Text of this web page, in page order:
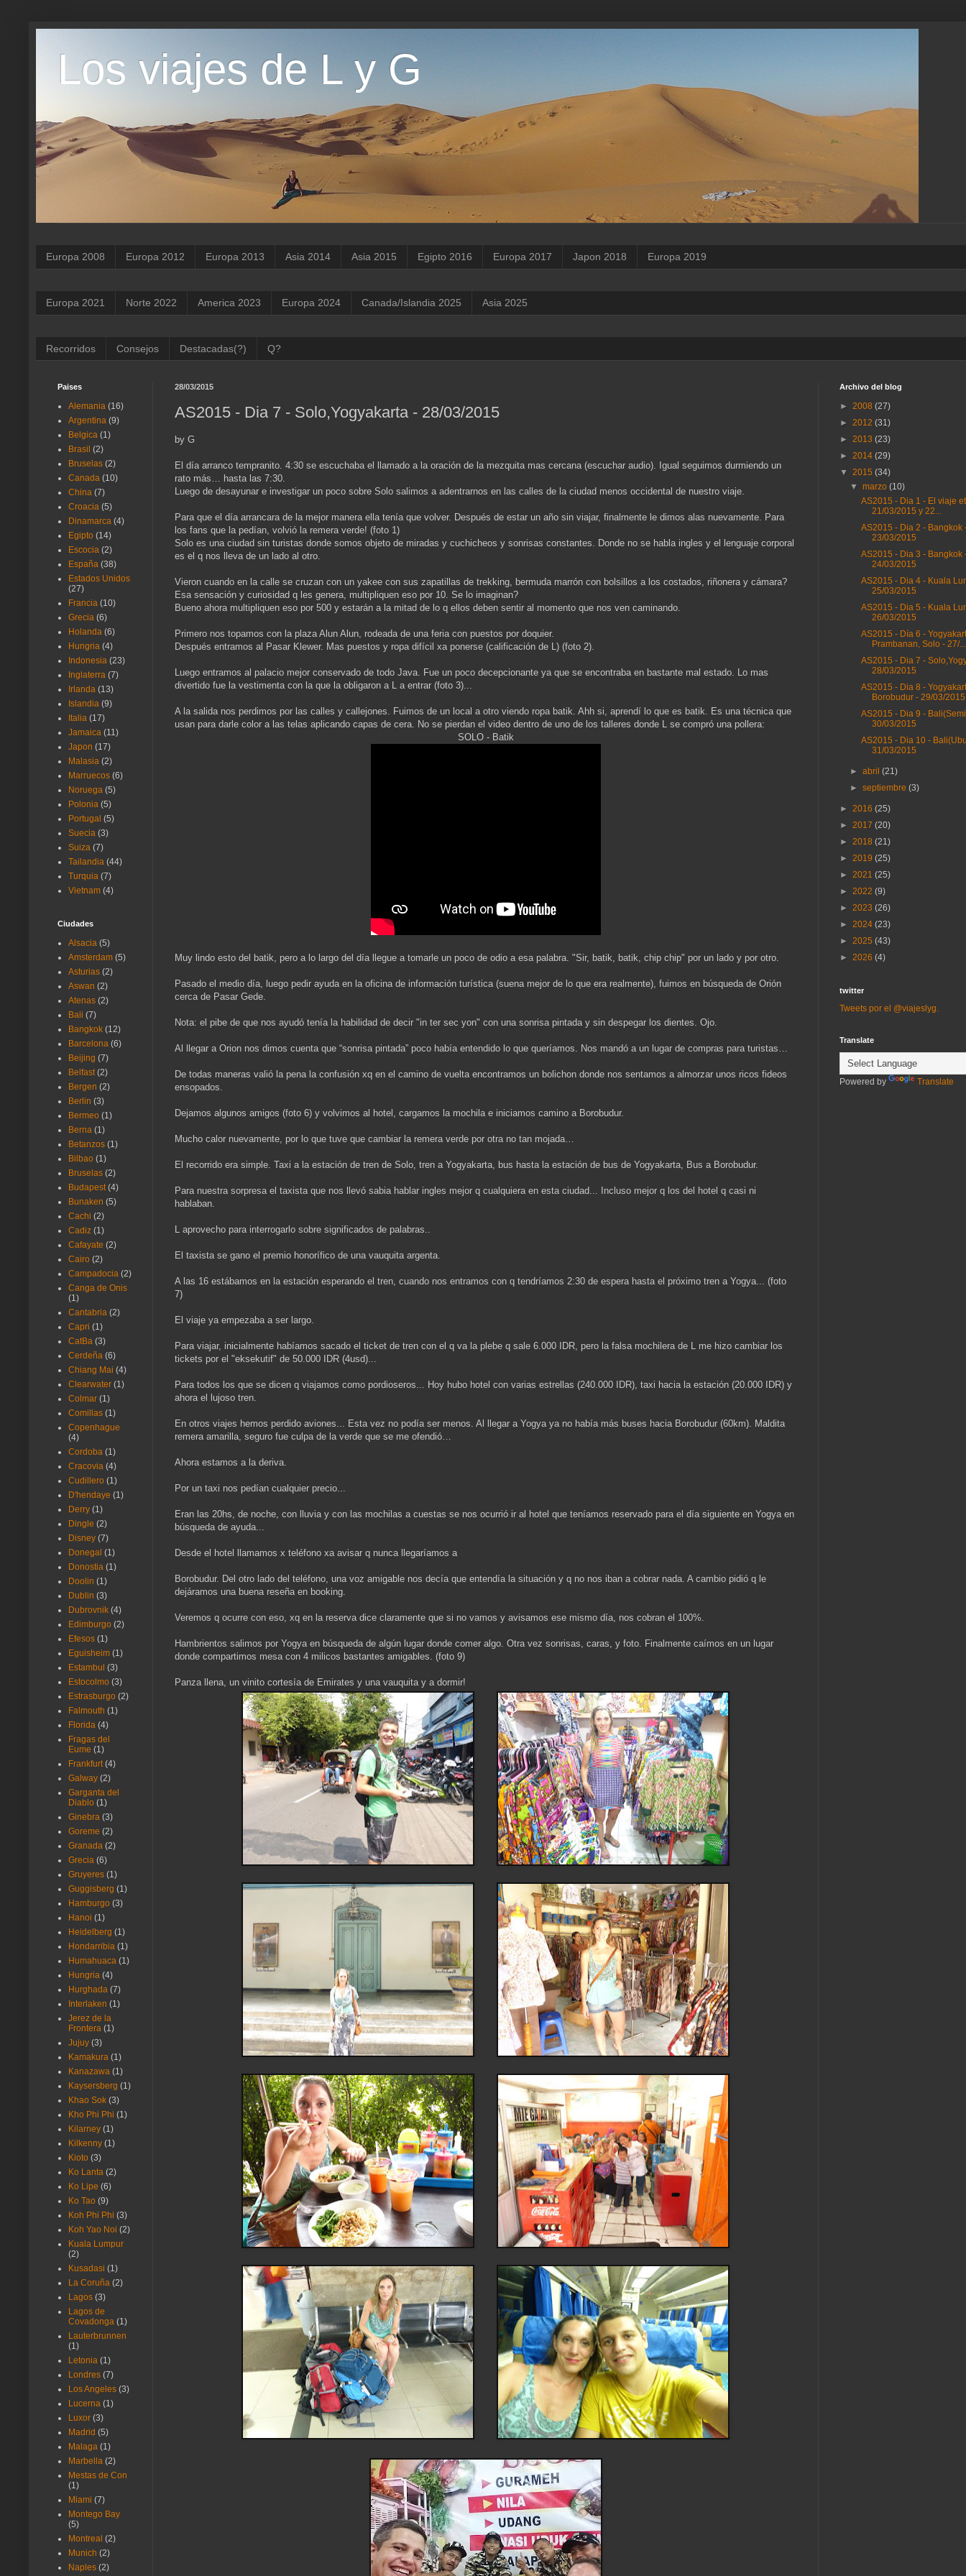
Los viajes de L y G
Europa 2008 Europa 2012 Europa 2013 Asia 2014 Asia 2015 Egipto 2016 Europa 2017 Japon 2018 Europa 2019
Europa 2021 Norte 2022 America 2023 Europa 2024 Canada/Islandia 2025 Asia 2025
Recorridos Consejos Destacadas(?) Q?
28/03/2015
AS2015 - Dia 7 - Solo,Yogyakarta - 28/03/2015
by G
El día arranco tempranito. 4:30 se escuchaba el llamado a la oración de la mezquita mas cercana (escuchar audio). Igual seguimos durmiendo un
rato más… hasta las 7:30.
Luego de desayunar e investigar un poco sobre Solo salimos a adentrarnos en las calles de la ciudad menos occidental de nuestro viaje.
Para que el día arrancara de la mejor manera ella tenía que volver. Después de estar un año sin viajar, finalmente le dimos alas nuevamente. Para
los fans que la pedían, volvió la remera verde! (foto 1)
Solo es una ciudad sin turistas donde somos objeto de miradas y cuchicheos y sonrisas constantes. Donde no se habla ingles y el lenguaje corporal
es el q nos lleva de un lado al otro.
Vieron cuando en la calle se cruzan con un yakee con sus zapatillas de trekking, bermuda marrón con bolsillos a los costados, riñonera y cámara?
Esa sensación y curiosidad q les genera, multipliquen eso por 10. Se lo imaginan?
Bueno ahora multipliquen eso por 500 y estarán a la mitad de lo q ellos deben sentir al momento que nos ven caminando.
Primero nos topamos con la plaza Alun Alun, rodeada de una feria con puestos por doquier.
Después entramos al Pasar Klewer. Mas puestos y ropa difícil xa ponerse (calificación de L) (foto 2).
Luego entramos al palacio mejor conservado de todo Java. Fue un poco decepcionante ya que se encontraba en bastante mal estado. Lo mas
divertido fue la vestimenta con la que la obligaron a L a entrar (foto 3)...
A la salida nos perdimos por las calles y callejones. Fuimos de un local a otro viendo ropa batik. Ahh si, aprendí lo que es batik. Es una técnica que
usan para darle color a las telas aplicando capas de cera. No se pierdan el video dentro de uno de los talleres donde L se compró una pollera:
SOLO - Batik
Muy lindo esto del batik, pero a lo largo del día llegue a tomarle un poco de odio a esa palabra. "Sir, batik, batik, chip chip" por un lado y por otro.
Pasado el medio día, luego pedir ayuda en la oficina de información turística (suena mejor de lo que era realmente), fuimos en búsqueda de Orión
cerca de Pasar Gede.
Nota: el pibe de que nos ayudó tenía la habilidad de decir "in ter sec yon" con una sonrisa pintada y sin despegar los dientes. Ojo.
Al llegar a Orion nos dimos cuenta que “sonrisa pintada” poco había entendido lo que queríamos. Nos mandó a un lugar de compras para turistas…
De todas maneras valió la pena la confusión xq en el camino de vuelta encontramos un bolichon donde nos sentamos a almorzar unos ricos fideos
ensopados.
Dejamos algunos amigos (foto 6) y volvimos al hotel, cargamos la mochila e iniciamos camino a Borobudur.
Mucho calor nuevamente, por lo que tuve que cambiar la remera verde por otra no tan mojada…
El recorrido era simple. Taxi a la estación de tren de Solo, tren a Yogyakarta, bus hasta la estación de bus de Yogyakarta, Bus a Borobudur.
Para nuestra sorpresa el taxista que nos llevó sabia hablar ingles mejor q cualquiera en esta ciudad... Incluso mejor q los del hotel q casi ni
hablaban.
L aprovecho para interrogarlo sobre significados de palabras..
El taxista se gano el premio honorífico de una vauquita argenta.
A las 16 estábamos en la estación esperando el tren, cuando nos entramos con q tendríamos 2:30 de espera hasta el próximo tren a Yogya... (foto
7)
El viaje ya empezaba a ser largo.
Para viajar, inicialmente habíamos sacado el ticket de tren con el q va la plebe q sale 6.000 IDR, pero la falsa mochilera de L me hizo cambiar los
tickets por el "eksekutif" de 50.000 IDR (4usd)...
Para todos los que se dicen q viajamos como pordioseros... Hoy hubo hotel con varias estrellas (240.000 IDR), taxi hacia la estación (20.000 IDR) y
ahora el lujoso tren.
En otros viajes hemos perdido aviones... Esta vez no podía ser menos. Al llegar a Yogya ya no había más buses hacia Borobudur (60km). Maldita
remera amarilla, seguro fue culpa de la verde que se me ofendió…
Ahora estamos a la deriva.
Por un taxi nos pedían cualquier precio...
Eran las 20hs, de noche, con lluvia y con las mochilas a cuestas se nos ocurrió ir al hotel que teníamos reservado para el día siguiente en Yogya en
búsqueda de ayuda...
Desde el hotel llamamos x teléfono xa avisar q nunca llegaríamos a
Borobudur. Del otro lado del teléfono, una voz amigable nos decía que entendía la situación y q no nos iban a cobrar nada. A cambio pidió q le
dejáramos una buena reseña en booking.
Veremos q ocurre con eso, xq en la reserva dice claramente que si no vamos y avisamos ese mismo día, nos cobran el 100%.
Hambrientos salimos por Yogya en búsqueda de algún lugar donde comer algo. Otra vez sonrisas, caras, y foto. Finalmente caímos en un lugar
donde compartimos mesa con 4 milicos bastantes amigables. (foto 9)
Panza llena, un vinito cortesía de Emirates y una vauquita y a dormir!
Paises
Alemania (16)
Argentina (9)
Belgica (1)
Brasil (2)
Bruselas (2)
Canada (10)
China (7)
Croacia (5)
Dinamarca (4)
Egipto (14)
Escocia (2)
España (38)
Estados Unidos
(27)
Francia (10)
Grecia (6)
Holanda (6)
Hungria (4)
Indonesia (23)
Inglaterra (7)
Irlanda (13)
Islandia (9)
Italia (17)
Jamaica (11)
Japon (17)
Malasia (2)
Marruecos (6)
Noruega (5)
Polonia (5)
Portugal (5)
Suecia (3)
Suiza (7)
Tailandia (44)
Turquia (7)
Vietnam (4)
Ciudades
Alsacia (5)
Amsterdam (5)
Asturias (2)
Aswan (2)
Atenas (2)
Bali (7)
Bangkok (12)
Barcelona (6)
Beijing (7)
Belfast (2)
Bergen (2)
Berlin (3)
Bermeo (1)
Berna (1)
Betanzos (1)
Bilbao (1)
Bruselas (2)
Budapest (4)
Bunaken (5)
Cachi (2)
Cadiz (1)
Cafayate (2)
Cairo (2)
Campadocia (2)
Canga de Onis
(1)
Cantabria (2)
Capri (1)
CatBa (3)
Cerdeña (6)
Chiang Mai (4)
Clearwater (1)
Colmar (1)
Comillas (1)
Copenhague
(4)
Cordoba (1)
Cracovia (4)
Cudillero (1)
D'hendaye (1)
Derry (1)
Dingle (2)
Disney (7)
Donegal (1)
Donostia (1)
Doolin (1)
Dublin (3)
Dubrovnik (4)
Edimburgo (2)
Efesos (1)
Eguisheim (1)
Estambul (3)
Estocolmo (3)
Estrasburgo (2)
Falmouth (1)
Florida (4)
Fragas del
Eume (1)
Frankfurt (4)
Galway (2)
Garganta del
Diablo (1)
Ginebra (3)
Goreme (2)
Granada (2)
Grecia (6)
Gruyeres (1)
Guggisberg (1)
Hamburgo (3)
Hanoi (1)
Heidelberg (1)
Hondarribia (1)
Humahuaca (1)
Hungria (4)
Hurghada (7)
Interlaken (1)
Jerez de la
Frontera (1)
Jujuy (3)
Kamakura (1)
Kanazawa (1)
Kaysersberg (1)
Khao Sok (3)
Kho Phi Phi (1)
Kilarney (1)
Kilkenny (1)
Kioto (3)
Ko Lanta (2)
Ko Lipe (6)
Ko Tao (9)
Koh Phi Phi (3)
Koh Yao Noi (2)
Kuala Lumpur
(2)
Kusadasi (1)
La Coruña (2)
Lagos (3)
Lagos de
Covadonga (1)
Lauterbrunnen
(1)
Letonia (1)
Londres (7)
Los Angeles (3)
Lucerna (1)
Luxor (3)
Madrid (5)
Malaga (1)
Marbella (2)
Mestas de Con
(1)
Miami (7)
Montego Bay
(5)
Montreal (2)
Munich (2)
Naples (2)
Archivo del blog
► 2008 (27)
► 2012 (31)
► 2013 (23)
► 2014 (29)
▼ 2015 (34)
▼marzo(10)
AS2015 - Dia 1 - El viaje
21/03/2015 y 22...
AS2015 - Dia 2 - Bangkok
23/03/2015
AS2015 - Dia 3 - Bangkok
24/03/2015
AS2015 - Dia 4 - Kuala
25/03/2015
AS2015 - Dia 5 - Kuala
26/03/2015
AS2015 - Día 6 -
Prambanan, Solo - 27/...
AS2015 - Dia 7 -
28/03/2015
AS2015 - Dia 8 -
Borobudur - 29/03/2015
AS2015 - Dia 9 -
30/03/2015
AS2015 - Dia 10 -
31/03/2015
►abril(21)
►septiembre(3)
► 2016 (25)
► 2017 (20)
► 2018 (21)
► 2019 (25)
► 2021 (25)
► 2022 (9)
► 2023 (26)
► 2024 (23)
► 2025 (43)
► 2026 (4)
twitter
Tweets por el @viajeslyg.
Translate
Powered by Translate